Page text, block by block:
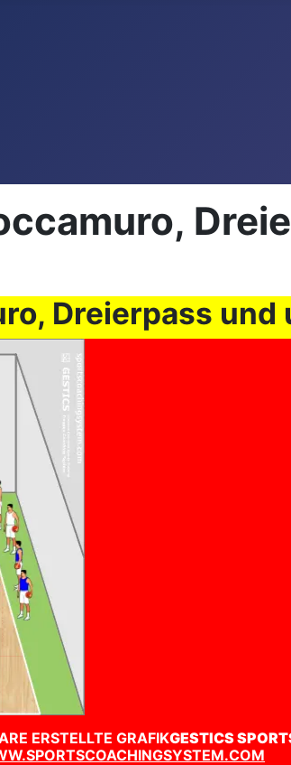
Dreierpass
ERSTELLTE GRAFIKGESTICS